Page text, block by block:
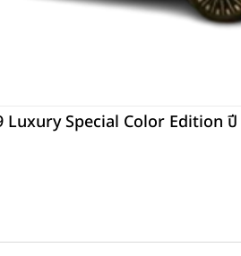
Luxury Special Color Edition